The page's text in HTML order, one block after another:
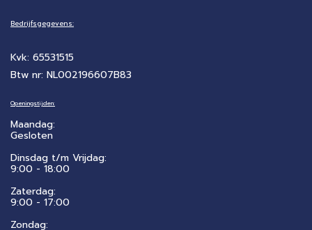
Bedrijfsgegevens:
Kvk: 65531515
Btw nr: NL002196607B83
Openingstijden:
Maandag:
Gesloten
Dinsdag t/m Vrijdag:
9:00 - 18:00
Zaterdag:
​9:00 - 17:00
Zondag: